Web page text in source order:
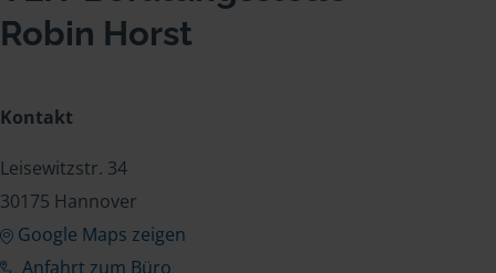
Robin Horst
Kontakt
Leisewitzstr. 34
30175 Hannover
Google Maps zeigen
Anfahrt zum Büro